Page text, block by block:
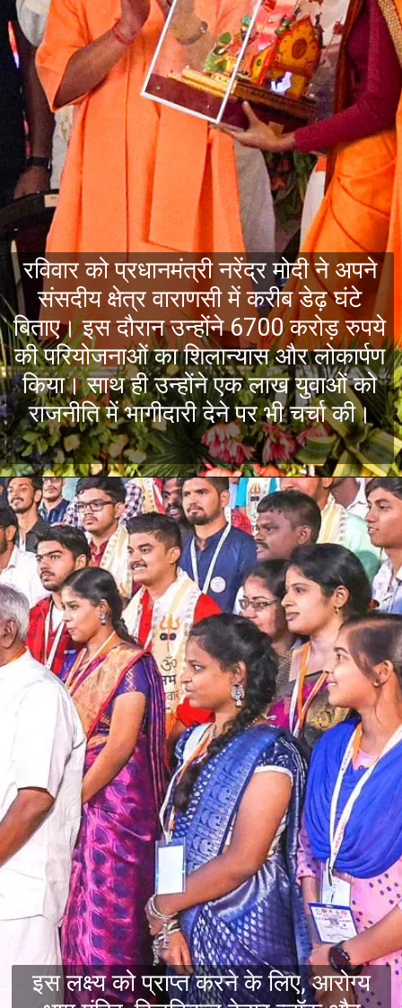
रविवार को प्रधानमंत्री नरेंद्र मोदी ने अपने
संसदीय क्षेत्र वाराणसी में करीब डेढ़ घंटे
बिताए। इस दौरान उन्होंने 6700 करोड़ रुपये
की परियोजनाओं का शिलान्यास और लोकार्पण
किया। साथ ही उन्होंने एक लाख युवाओं को
राजनीति में भागीदारी देने पर भी चर्चा की।
इस लक्ष्य को प्राप्त करने के लिए, आरोग्य